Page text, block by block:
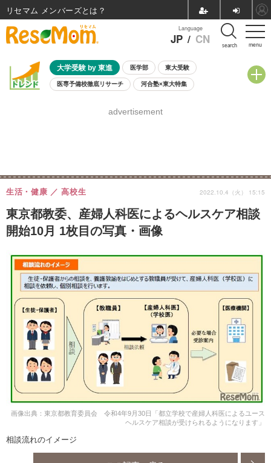
menu
Language
JP / CN search
大学受験 by 東進 医学部 東大受験
医専予備校徹底リサーチ 河合塾×東大特集
8月開催学校説明会・相談会
advertisement
東京都教委、産婦人科医によるヘルスケア相談
開始10月 1枚目の写真・画像
生活・健康 高校生 2022.10.4（火） 15:15
画像出典：東京都教育委員会 令和4年9月30日「都立学校で産婦人科医によるユース
ヘルスケア相談が受けられるようになります」
相談流れのイメージ
リセマム メンバーズ